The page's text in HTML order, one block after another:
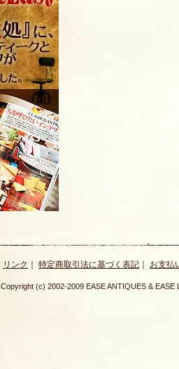
リンク ｜ 特定商取引法に基づく表記 ｜ お支払
Copyright (c) 2002-2009 EASE ANTIQUES &